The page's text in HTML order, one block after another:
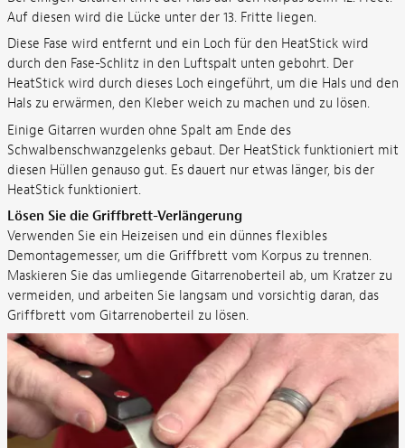
Auf diesen wird die Lücke unter der 13. Fritte liegen.
Diese Fase wird entfernt und ein Loch für den HeatStick wird
durch den Fase-Schlitz in den Luftspalt unten gebohrt. Der
HeatStick wird durch dieses Loch eingeführt, um die Hals und den
Hals zu erwärmen, den Kleber weich zu machen und zu lösen.
Einige Gitarren wurden ohne Spalt am Ende des
Schwalbenschwanzgelenks gebaut. Der HeatStick funktioniert mit
diesen Hüllen genauso gut. Es dauert nur etwas länger, bis der
HeatStick funktioniert.
Lösen Sie die Griffbrett-Verlängerung
Verwenden Sie ein Heizeisen und ein dünnes flexibles
Demontagemesser, um die Griffbrett vom Korpus zu trennen.
Maskieren Sie das umliegende Gitarrenoberteil ab, um Kratzer zu
vermeiden, und arbeiten Sie langsam und vorsichtig daran, das
Griffbrett vom Gitarrenoberteil zu lösen.